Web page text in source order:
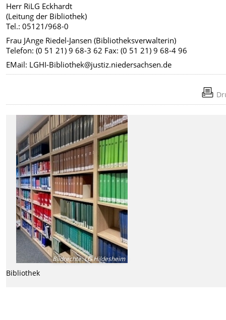
Herr RiLG Eckhardt
(Leitung der Bibliothek)
Tel.: 05121/968-0
Frau JAnge Riedel-Jansen (Bibliotheksverwalterin)
Telefon: (0 51 21) 9 68-3 62 Fax: (0 51 21) 9 68-4 96
EMail: LGHI-Bibliothek@justiz.niedersachsen.de
Bildrechte:LG Hildesheim
Bibliothek